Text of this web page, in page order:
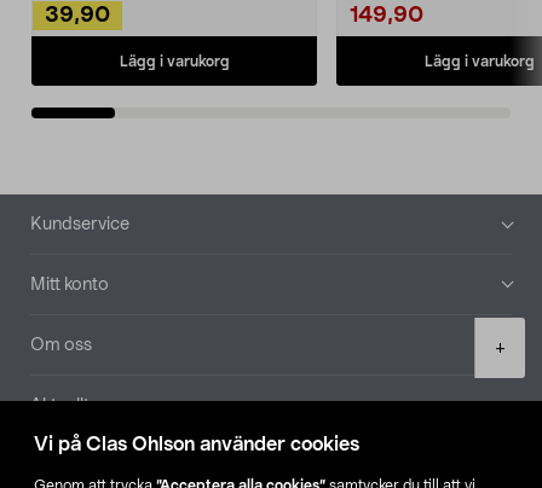
Vi på Clas Ohlson använder cookies
+
39,90
Lägg i varukorg
149,90
Lägg i varukorg
Sidfot
Kundservice
Mitt konto
Om oss
Aktuellt